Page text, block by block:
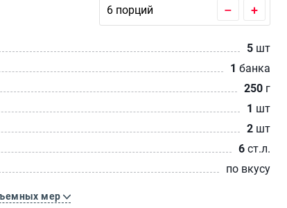
– +
5 шт
1 банка
250 г
1 шт
2 шт
6ст.л.
по вкусу
мер